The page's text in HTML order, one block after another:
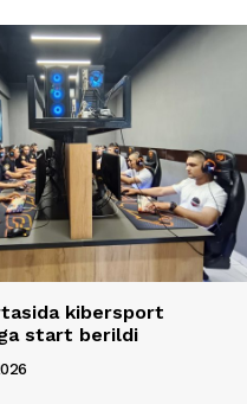
kibersport
start berildi